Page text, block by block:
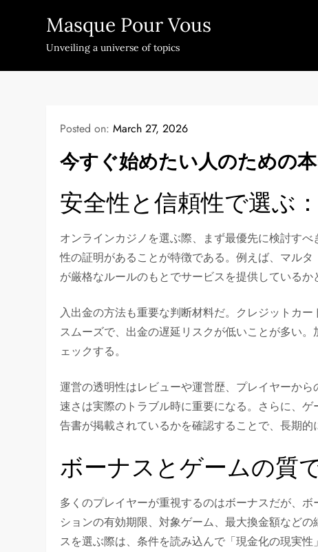
Masque Pour Vous
Unveiling a universe of topics
Posted on:March 27, 2026
今すぐ始めたい人のための
安全性と信頼性で選ぶ
オンラインカジノを選ぶ際、まず最優先に検討すべ
性の証明があることが特徴である。例えば、マル
が厳格なルールのもとでサービスを提供しているか
入出金の方法も重要な判断材料だ。クレジットカー
スムーズで、出金の遅延リスクが低いことが多い
ェックする。
運営の透明性はレビューや運営歴、プレイヤーか
速さは実際のトラブル時に重要になる。さらに、ゲ
告書が掲載されているかを確認することで、長期的
ボーナスとゲームの質
多くのプレイヤーが重視するのはボーナスだが、
ションの有効期限、対象ゲーム、最大換金額など
スを選ぶ際は、条件を読み込んで「現金化の現実性